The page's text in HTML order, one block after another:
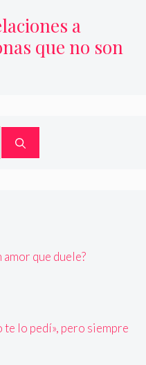
a
que no son
amor que duele?
te lo pedí», pero siempre